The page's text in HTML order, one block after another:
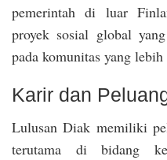
pemerintah di luar
proyek sosial global
pada komunitas yang lebih
Karir dan
Lulusan Diak memiliki
terutama di bidang